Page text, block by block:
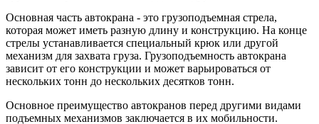
Основная часть автокрана - это грузоподъемная стрела,
которая может иметь разную длину и конструкцию. На конце
стрелы устанавливается специальный крюк или другой
механизм для захвата груза. Грузоподъемность автокрана
зависит от его конструкции и может варьироваться от
нескольких тонн до нескольких десятков тонн.
Основное преимущество автокранов перед другими видами
подъемных механизмов заключается в их мобильности.